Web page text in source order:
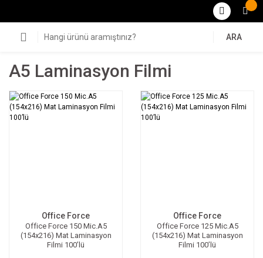
ARA
A5 Laminasyon Filmi
Office Force
Office Force 150 Mic.A5
(154x216) Mat Laminasyon
Filmi 100’lü
Office Force
Office Force 125 Mic.A5
(154x216) Mat Laminasyon
Filmi 100’lü